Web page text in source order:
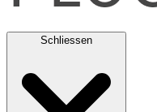
Schliessen